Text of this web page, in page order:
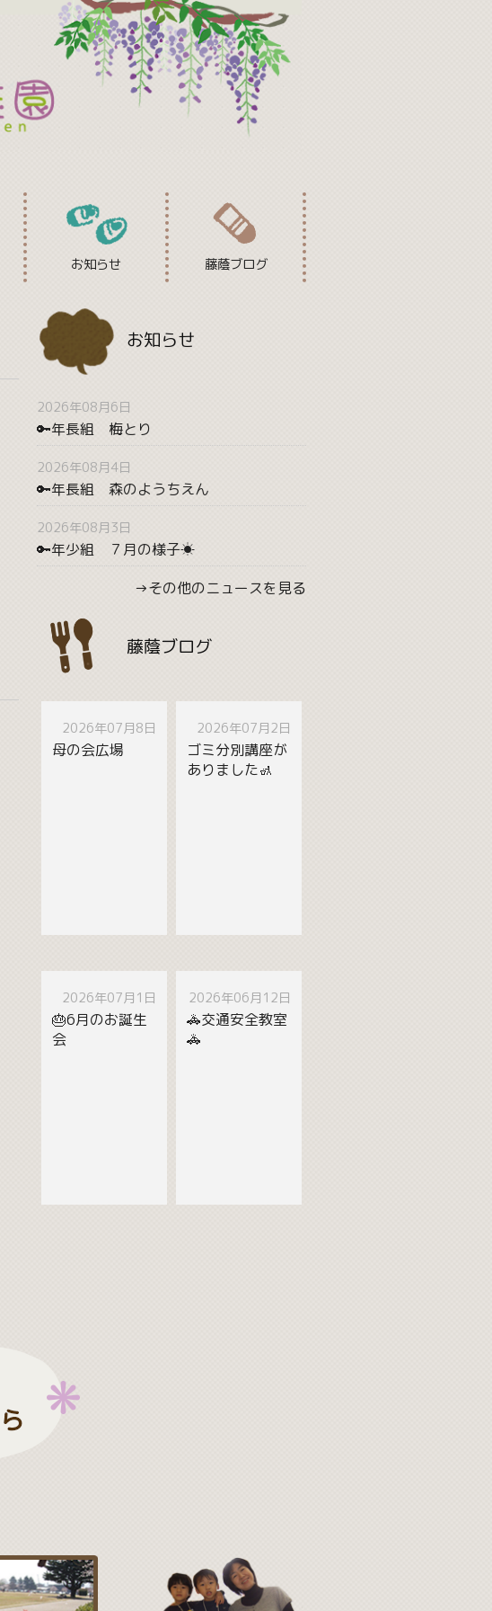
お知らせ 藤蔭ブログ
お知らせ
2026年08月6日
🔑年長組 梅とり
2026年08月4日
🔑年長組 森のようちえん
2026年08月3日
🔑年少組 ７月の様子☀
→その他のニュースを見る
藤蔭ブログ
2026年07月8日
母の会広場
2026年07月2日
ゴミ分別講座が
ありました🚮
2026年07月1日
🎂6月のお誕生
会
2026年06月12日
🚓交通安全教室
🚓